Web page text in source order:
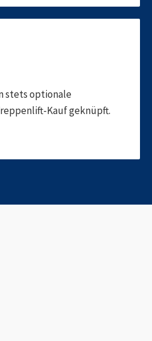
stets optionale
Kauf geknüpft.